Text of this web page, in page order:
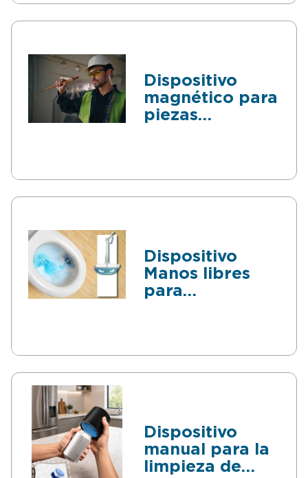
Dispositivo
magnético para
piezas
Dispositivo
Manos libres
para
Dispositivo
manual para la
limpieza de